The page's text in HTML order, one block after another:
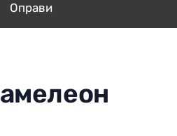
Оправи